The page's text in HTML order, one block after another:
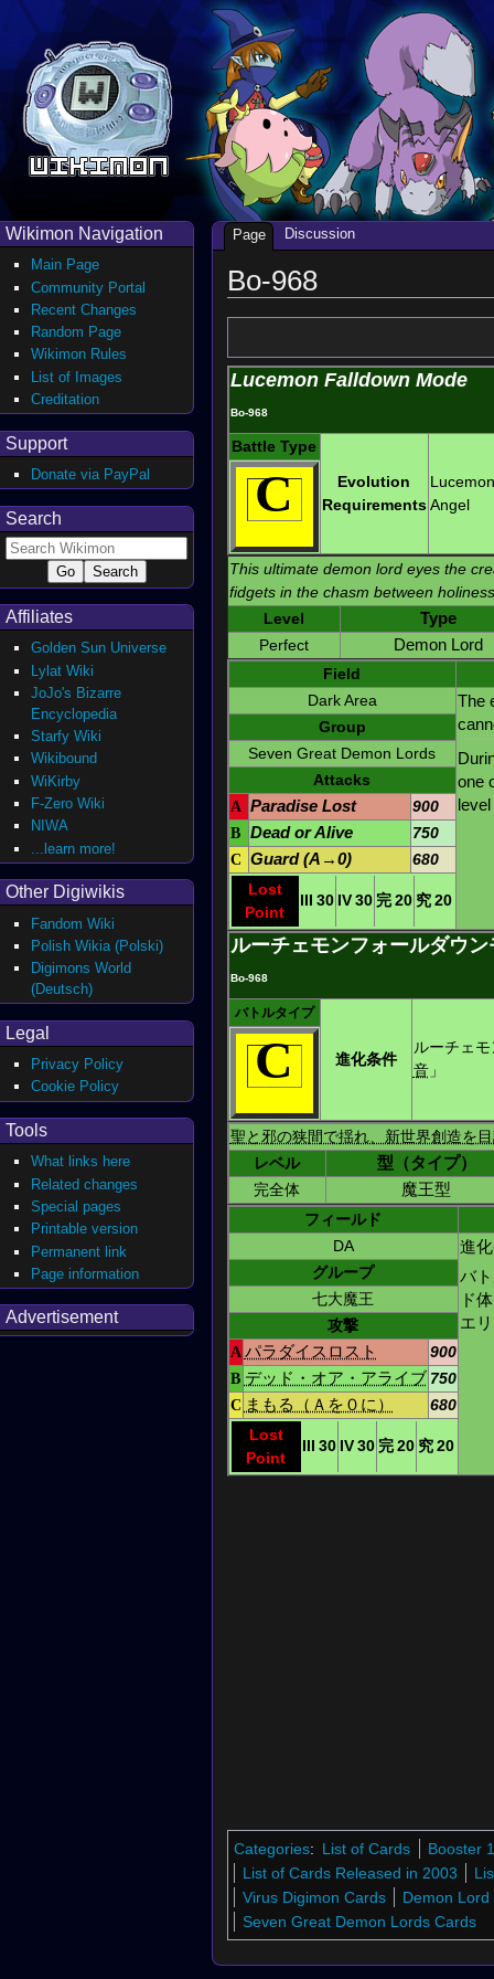
Bo-968
Lucemon Falldown Mode
Bo-968
Battle Type
Evolution
Requirements
Lucemon
Angel
C
This ultimate demon lord eyes the
fidgets in the chasm between
Level
Type
Perfect
Demon Lord
Field
Dark Area
The
one
Group
Seven Great Demon Lords
Attacks
A Paradise Lost
900
B Dead or Alive
750
C Guard (A→0)
680
Lost
Point
III 30 IV 30 完 20 究 20
ルーチェモンフォールダウン
Bo-968
バトルタイプ
進化条件
ルーチェモ
音」
C
聖と邪の狭間で揺れ、新世界創造を
レベル
型（タイプ）
完全体
魔王型
フィールド
DA
進
バ
ド
エ
グループ
七大魔王
攻撃
A パラダイスロスト
900
B デッド・オア・アライブ 750
C まもる（Ａを０に）
680
Lost
Point
III 30 IV 30 完 20 究 20
Categories: List of Cards
Booster
List of Cards Released in 2003
Virus Digimon Cards
Demon
Seven Great Demon Lords Cards
Page Discussion
Wikimon Navigation
Main Page
Community Portal
Recent Changes
Random Page
Wikimon Rules
List of Images
Creditation
Support
Donate via PayPal
Search
Affiliates
Golden Sun Universe
Lylat Wiki
JoJo's Bizarre
Encyclopedia
Starfy Wiki
Wikibound
WiKirby
F-Zero Wiki
NIWA
...learn more!
Other Digiwikis
Fandom Wiki
Polish Wikia (Polski)
Digimons World
(Deutsch)
Legal
Privacy Policy
Cookie Policy
Tools
What links here
Related changes
Special pages
Printable version
Permanent link
Page information
Advertisement